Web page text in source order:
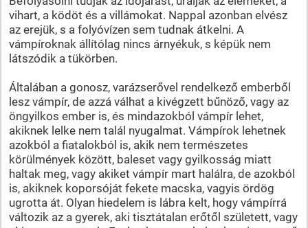
vihart, a ködöt és a villámokat. Nappal azonban elvész
az erejük, s a folyóvízen sem tudnak átkelni. A
vámpíroknak állítólag nincs árnyékuk, s képük nem
látszódik a tükörben.
Általában a gonosz, varázserővel rendelkező emberből
lesz vámpír, de azzá válhat a kivégzett bűnöző, vagy az
öngyilkos ember is, és mindazokból vámpír lehet,
akiknek lelke nem talál nyugalmat. Vámpírok lehetnek
azokból a fiatalokból is, akik nem természetes
körülmények között, baleset vagy gyilkosság miatt
haltak meg, vagy akiket vámpír mart halálra, de azokból
is, akiknek koporsóját fekete macska, vagyis ördög
ugrotta át. Olyan hiedelem is lábra kelt, hogy vámpírrá
változik az a gyerek, aki tisztátalan erőtől született, vagy